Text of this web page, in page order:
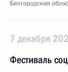
Белгородская
7 декабря
Фестиваль